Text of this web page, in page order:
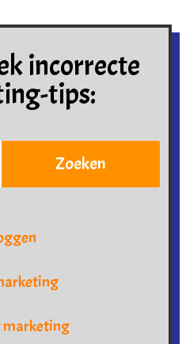
incorrecte
tips:
marketing